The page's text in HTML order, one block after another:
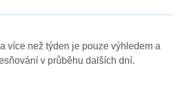
více než týden je pouze výhledem a
v průběhu dalších dní.